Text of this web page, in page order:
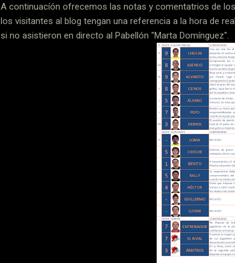
A continuacíón ofrecemos las notas y comentatrios de
los visitantes al blog tengan una referencia a la hora de
si no asistieron en directo al Pabellón "Marta Domínguez".